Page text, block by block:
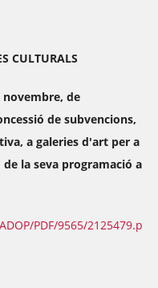
CULTURALS
novembre, de
de subvencions,
a galeries d'art per a
la seva programació a
PDF/9565/2125479.p